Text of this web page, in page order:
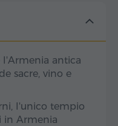
l'Armenia antica
sacre, vino e
l'unico tempio
in Armenia